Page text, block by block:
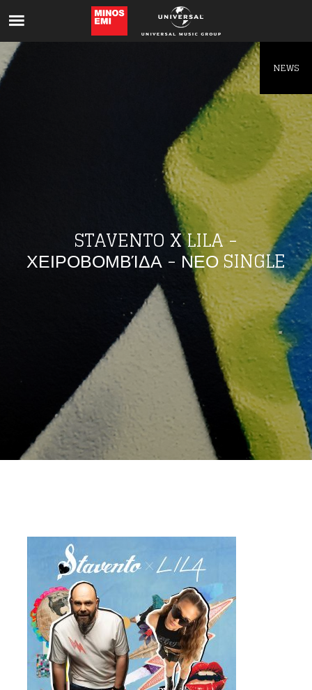
STAVENTO X LILA -
ΧΕΙΡΟΒΟΜΒΊΔΑ - ΝΕΟ SINGLE
NEWS
Like being first?
Get news from your favorite artists before
everyone else.